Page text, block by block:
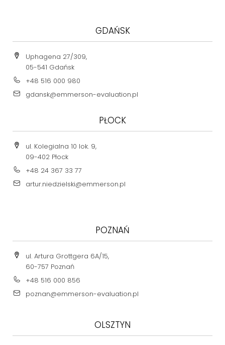
GDAŃSK
Uphagena 27/309,
05-541 Gdańsk
+48 516 000 980
gdansk@emmerson-evaluation.pl
PŁOCK
ul. Kolegialna 10 lok. 9,
09-402 Płock
+48 24 367 33 77
artur.niedzielski@emmerson.pl
POZNAŃ
ul. Artura Grottgera 6A/15,
60-757 Poznań
+48 516 000 856
poznan@emmerson-evaluation.pl
OLSZTYN